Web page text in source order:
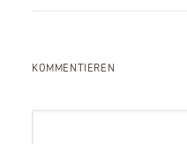
KOMMENTIEREN